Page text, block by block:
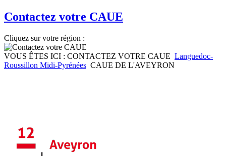
Contactez votre CAUE
Cliquez sur votre région :
VOUS ÊTES ICI : CONTACTEZ VOTRE CAUE Languedoc-
Roussillon Midi-Pyrénées CAUE DE L'AVEYRON